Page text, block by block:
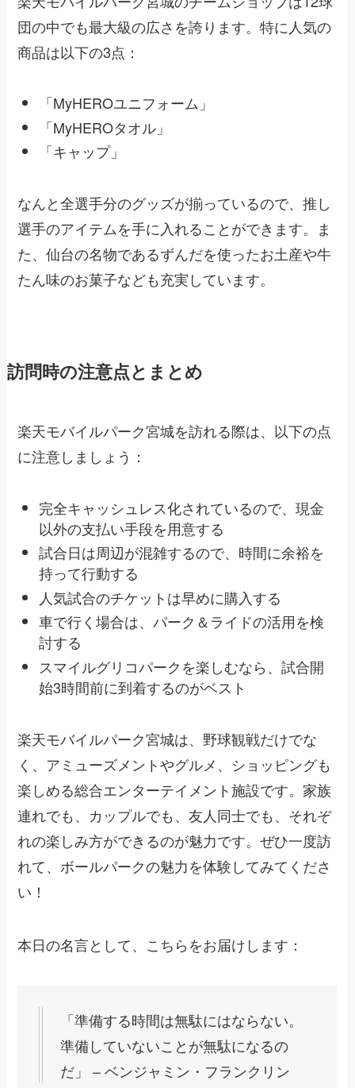
団の中でも最大級の広さを誇ります。特に人気の
商品は以下の3点：
「MyHEROユニフォーム」
「MyHEROタオル」
「キャップ」
なんと全選手分のグッズが揃っているので、推し
選手のアイテムを手に入れることができます。ま
た、仙台の名物であるずんだを使ったお土産や牛
たん味のお菓子なども充実しています。
訪問時の注意点とまとめ
楽天モバイルパーク宮城を訪れる際は、以下の点
に注意しましょう：
完全キャッシュレス化されているので、現金
以外の支払い手段を用意する
試合日は周辺が混雑するので、時間に余裕を
持って行動する
人気試合のチケットは早めに購入する
車で行く場合は、パーク＆ライドの活用を検
討する
スマイルグリコパークを楽しむなら、試合開
始3時間前に到着するのがベスト
楽天モバイルパーク宮城は、野球観戦だけでな
く、アミューズメントやグルメ、ショッピングも
楽しめる総合エンターテイメント施設です。家族
連れでも、カップルでも、友人同士でも、それぞ
れの楽しみ方ができるのが魅力です。ぜひ一度訪
れて、ボールパークの魅力を体験してみてくださ
い！
本日の名言として、こちらをお届けします：
「準備する時間は無駄にはならない。
準備していないことが無駄になるの
だ」 – ベンジャミン・フランクリン